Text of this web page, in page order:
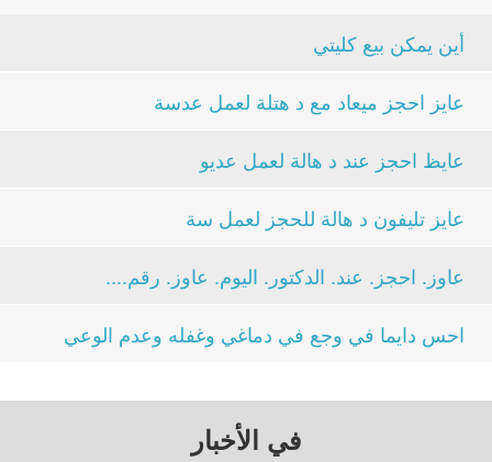
أين يمكن بيع كليتي
عايز احجز ميعاد مع د هتلة لعمل عدسة
عايظ احجز عند د هالة لعمل عديو
عايز تليفون د هالة للحجز لعمل سة
عاوز. احجز. عند. الدكتور. اليوم. عاوز. رقم....
احس دايما في وجع في دماغي وغفله وعدم الوعي
في الأخبار